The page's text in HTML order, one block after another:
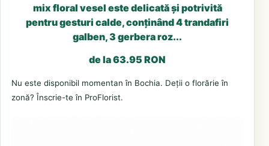
mix floral vesel este delicată și potrivită
pentru gesturi calde, conținând 4 trandafiri
galben, 3 gerbera roz...
de la 63.95 RON
Nu este disponibil momentan în Bochia. Deții o florărie în
zonă? Înscrie-te în ProFlorist.